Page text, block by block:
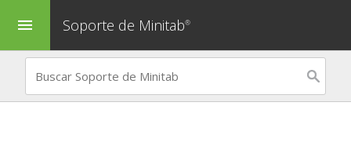
menu Soporte de Minitab®